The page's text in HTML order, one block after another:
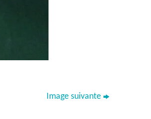
Image suivante